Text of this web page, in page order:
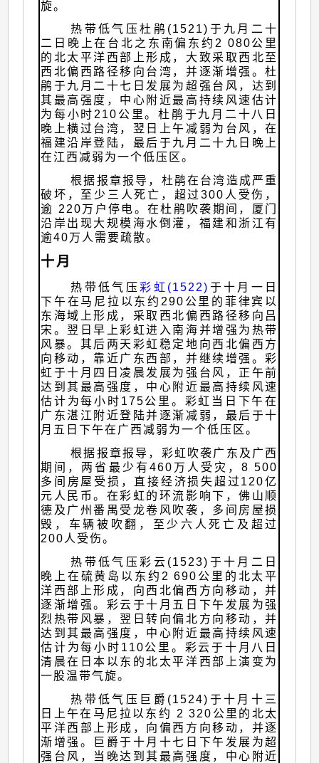
旋。
热带低气压杜鹃(1521)于九月二十
二日晚上在台北之东南偏东约2 080公里
的北太平洋西部上形成，大致采取西北至
西北偏西路径移向台湾，并逐渐增强。杜
鹃于九月二十七日发展为超强台风，达到
其最高强度，中心附近最高持续风速估计
为每小时210公里。杜鹃于九月二十八日
晚上横过台湾，翌日上午减弱为台风，在
福建沿岸登陆，最后于九月二十九日晚上
在江西减弱为一个低压区。
根据报章报导，杜鹃在台湾造成严重
破坏，至少三人死亡，超过300人受伤，
逾 220万户停电。在杜鹃吹袭期间，厦门
沿岸出现大规模海水倒灌，福建和浙江有
逾40万人需要疏散。
十月
热带低气压彩虹(1522) 于十月一日
下午在马尼拉以东约290公里的菲律宾以
东海域上形成，采取西北偏西路径移向吕
宋。翌日早上彩虹进入南海并增强为热带
风暴。其后两天彩虹稳定地向西北偏西方
向移动，靠近广东西部，并继续增强。彩
虹于十月四日凌晨发展为强台风，正午前
达到其最高强度，中心附近最高持续风速
估计为每小时175公里。彩虹当日下午在
广东湛江附近登陆并逐渐减弱，最后于十
月五日下午在广西减弱为一个低压区。
根据报章报导，彩虹吹袭广东及广西
期间，两省最少有460万人受灾，8 500
多间房屋受损，直接经济损失超过120亿
元人民币。在彩虹的环流影响下，佛山顺
德及广州番禺受龙卷风吹袭，多间房屋损
毁，车辆被吹翻，至少六人死亡及超过
200人受伤。
热带低气压彩云(1523)于十月二日
晚上在硫黄岛以东约2 690公里的北太平
洋西部上形成，向西北偏西方向移动，并
逐渐增强。彩云于十月五日下午发展为强
烈热带风暴，翌日转向偏北方向移动，并
达到其最高强度，中心附近最高持续风速
估计为每小时110公里。彩云于十月八日
清晨在日本以东的北太平洋西部上演变为
一股温带气旋。
热带低气压巨爵(1524)于十月十三
日上午在马尼拉以东约 2 320公里的北太
平洋西部上形成，向偏西方向移动，并逐
渐增强。巨爵于十月十七日下午发展为超
强台风，当晚达到其最高强度，中心附近